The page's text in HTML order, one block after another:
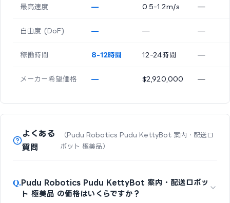
最高速度 — 0.5-1.2m/s —
自由度 (DoF) — — —
稼働時間 8-12時間 12-24時間 —
メーカー希望価格 — $2,920,000 —
よくある
質問
（Pudu Robotics Pudu KettyBot 案内・配送ロ
ボット 極美品）
Q.Pudu Robotics Pudu KettyBot 案内・配送ロボッ
ト 極美品 の価格はいくらですか？